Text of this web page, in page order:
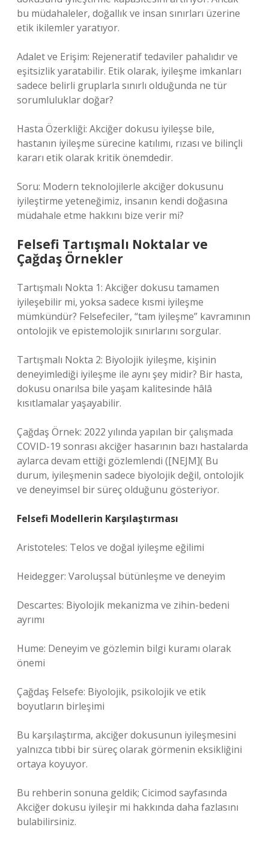
bu müdahaleler, doğallık ve insan sınırları üzerine
etik ikilemler yaratıyor.
Adalet ve Erişim: Rejeneratif tedaviler pahalıdır ve
eşitsizlik yaratabilir. Etik olarak, iyileşme imkanları
sadece belirli gruplarla sınırlı olduğunda ne tür
sorumluluklar doğar?
Hasta Özerkliği: Akciğer dokusu iyileşse bile,
hastanın iyileşme sürecine katılımı, rızası ve bilinçli
kararı etik olarak kritik önemdedir.
Soru: Modern teknolojilerle akciğer dokusunu
iyileştirme yeteneğimiz, insanın kendi doğasına
müdahale etme hakkını bize verir mi?
Felsefi Tartışmalı Noktalar ve
Çağdaş Örnekler
Tartışmalı Nokta 1: Akciğer dokusu tamamen
iyileşebilir mi, yoksa sadece kısmi iyileşme
mümkündür? Felsefeciler, “tam iyileşme” kavramının
ontolojik ve epistemolojik sınırlarını sorgular.
Tartışmalı Nokta 2: Biyolojik iyileşme, kişinin
deneyimlediği iyileşme ile aynı şey midir? Bir hasta,
dokusu onarılsa bile yaşam kalitesinde hâlâ
kısıtlamalar yaşayabilir.
Çağdaş Örnek: 2022 yılında yapılan bir çalışmada
COVID-19 sonrası akciğer hasarının bazı hastalarda
aylarca devam ettiği gözlemlendi ([NEJM]( Bu
durum, iyileşmenin sadece biyolojik değil, ontolojik
ve deneyimsel bir süreç olduğunu gösteriyor.
Felsefi Modellerin Karşılaştırması
Aristoteles: Telos ve doğal iyileşme eğilimi
Heidegger: Varoluşsal bütünleşme ve deneyim
Descartes: Biyolojik mekanizma ve zihin-bedeni
ayrımı
Hume: Deneyim ve gözlemin bilgi kuramı olarak
önemi
Çağdaş Felsefe: Biyolojik, psikolojik ve etik
boyutların birleşimi
Bu karşılaştırma, akciğer dokusunun iyileşmesini
yalnızca tıbbi bir süreç olarak görmenin eksikliğini
ortaya koyuyor.
Bu rehberin sonuna geldik; Cicimod sayfasında
Akciğer dokusu iyileşir mi hakkında daha fazlasını
bulabilirsiniz.